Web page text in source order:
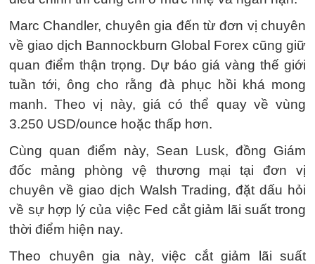
Marc Chandler, chuyên gia đến từ đơn vị chuyên
về giao dịch Bannockburn Global Forex cũng giữ
quan điểm thận trọng. Dự báo giá vàng thế giới
tuần tới, ông cho rằng đà phục hồi khá mong
manh. Theo vị này, giá có thể quay về vùng
3.250 USD/ounce hoặc thấp hơn.
Cùng quan điểm này, Sean Lusk, đồng Giám
đốc mảng phòng vệ thương mại tại đơn vị
chuyên về giao dịch Walsh Trading, đặt dấu hỏi
về sự hợp lý của việc Fed cắt giảm lãi suất trong
thời điểm hiện nay.
Theo chuyên gia này, việc cắt giảm lãi suất